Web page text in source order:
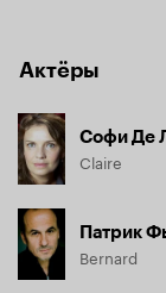
Актёры
Софи Де
Claire
Патрик
Bernard